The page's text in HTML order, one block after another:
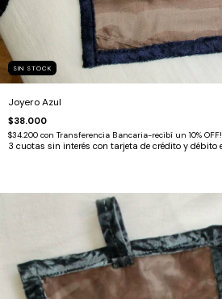
SIN STOCK
Joyero Azul
$38.000
$34.200 con Transferencia Bancaria-recibí un 10% OFF!